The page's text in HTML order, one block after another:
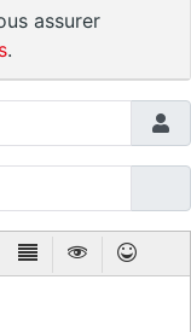
assurer
.